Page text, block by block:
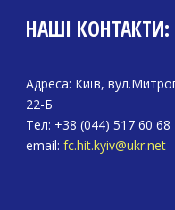
НАШІ КОНТАКТИ:
Адреса: Київ,
22-Б
Тел: +38 (044) 517 60 68
email: fc.hit.kyiv@ukr.net